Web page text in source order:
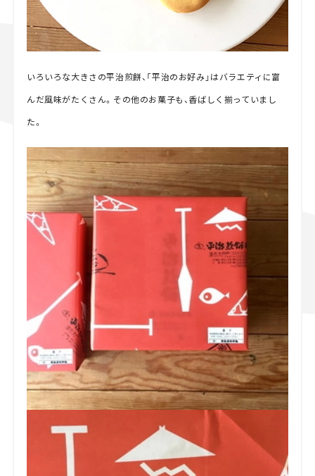
いろいろな大きさの平治煎餅、「平治のお好み」はバラエティに富
んだ風味がたくさん。その他のお菓子も、香ばしく揃っていまし
た。